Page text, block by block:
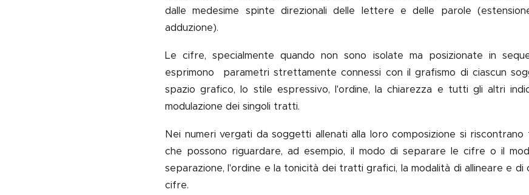
dalle medesime spinte direzionali delle lettere e delle parole
adduzione).
Le cifre, specialmente quando non sono isolate ma posizionate in
esprimono parametri strettamente connessi con il grafismo di ciascun
spazio grafico, lo stile espressivo, l'ordine, la chiarezza e tutti gli altri
modulazione dei singoli tratti.
Nei numeri vergati da soggetti allenati alla loro composizione si riscontrano
che possono riguardare, ad esempio, il modo di separare le cifre o il
separazione, l'ordine e la tonicità dei tratti grafici, la modalità di allineare e
cifre.